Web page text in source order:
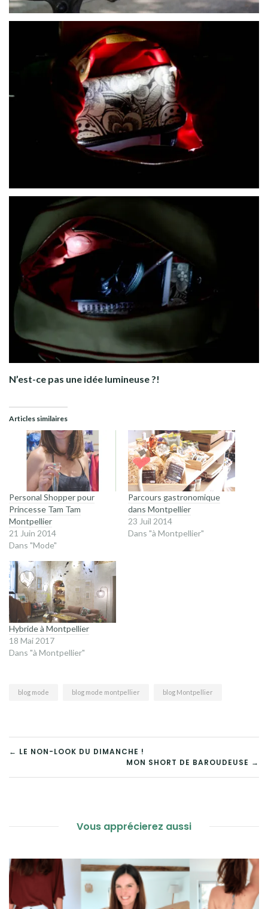
N’est-ce pas une idée lumineuse ?!
Articles similaires
Personal Shopper pour
Princesse Tam Tam
Montpellier
21 Juin 2014
Dans "Mode"
Parcours gastronomique
dans Montpellier
23 Juil 2014
Dans "à Montpellier"
Hybride à Montpellier
18 Mai 2017
Dans "à Montpellier"
blog mode blog mode montpellier blog Montpellier
NAVIGATION
DE
← LE NON-LOOK DU DIMANCHE !
MON SHORT DE BAROUDEUSE →
Vous apprécierez aussi